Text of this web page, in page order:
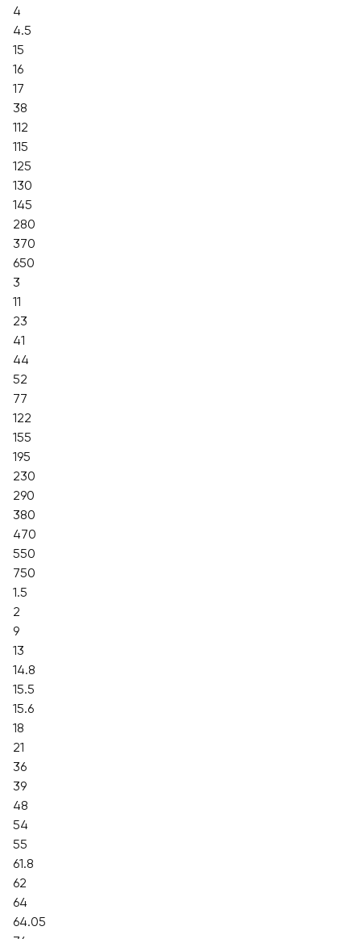
4
4.5
15
16
17
38
112
115
125
130
145
280
370
650
3
11
23
41
44
52
77
122
155
195
230
290
380
470
550
750
1.5
2
9
13
14.8
15.5
15.6
18
21
36
39
48
54
55
61.8
62
64
64.05